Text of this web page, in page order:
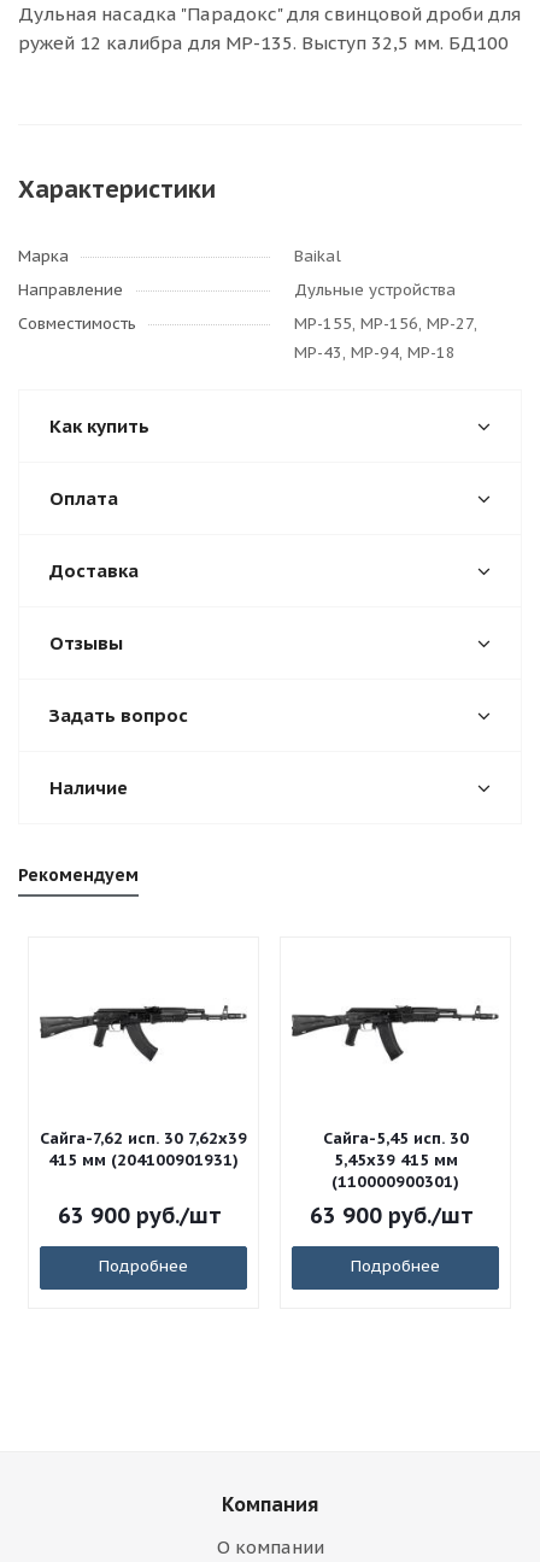
Дульная насадка "Парадокс" для свинцовой дроби для
ружей 12 калибра для МР-135. Выступ 32,5 мм. БД100
Характеристики
Марка
Baikal
Направление
Дульные устройства
Совместимость
МР-155, МР-156, МР-27,
МР-43, МР-94, МР-18
Как купить
Оплата
Доставка
Отзывы
Задать вопрос
Наличие
Рекомендуем
Сайга-7,62 исп. 30 7,62x39
415 мм (204100901931)
63 900руб./шт
Подробнее
Сайга-5,45 исп. 30
5,45x39 415 мм
(110000900301)
63 900руб./шт
Подробнее
Компания
О компании